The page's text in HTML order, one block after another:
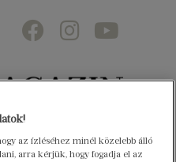
olvasókig
az ízléséhez minél közelebb álló
arra kérjük, hogy fogadja el az